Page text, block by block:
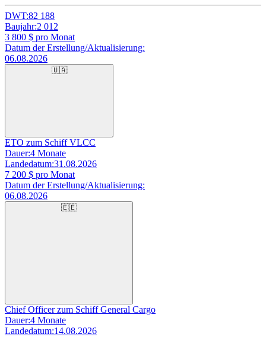
DWT:82 188
Baujahr:2 012
3 800 $ pro Monat
Datum der Erstellung/Aktualisierung:
06.08.2026
🇺🇦
ETO zum Schiff VLCC
Dauer:4 Monate
Landedatum:31.08.2026
7 200 $ pro Monat
Datum der Erstellung/Aktualisierung:
06.08.2026
🇪🇪
Chief Officer zum Schiff General Cargo
Dauer:4 Monate
Landedatum:14.08.2026